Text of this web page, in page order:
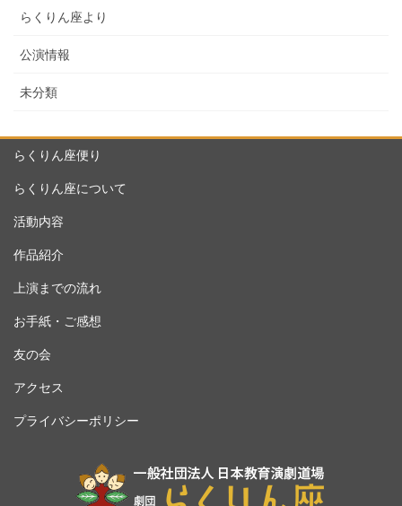
らくりん座より
公演情報
未分類
らくりん座便り
らくりん座について
活動内容
作品紹介
上演までの流れ
お手紙・ご感想
友の会
アクセス
プライバシーポリシー